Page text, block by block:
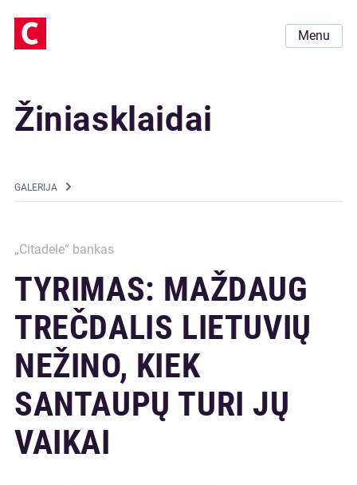
Menu
Žiniasklaidai
GALERIJA
„Citadele“ bankas
TYRIMAS: MAŽDAUG
TREČDALIS LIETUVIŲ
NEŽINO, KIEK
SANTAUPŲ TURI JŲ
VAIKAI